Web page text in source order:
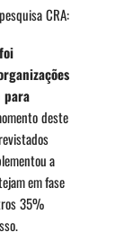
CRA:
para
deste
a
em fase
35%